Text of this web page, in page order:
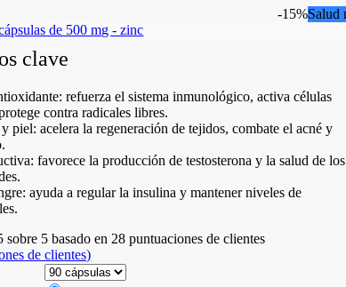
Salud
-15%
clave
refuerza el sistema inmunológico, activa células
contra radicales libres.
piel: acelera la regeneración de tejidos, combate el acné y
favorece la producción de testosterona y la salud de los
ayuda a regular la insulina y mantener niveles de
sobre 5 basado en 28 puntuaciones de clientes
de clientes)